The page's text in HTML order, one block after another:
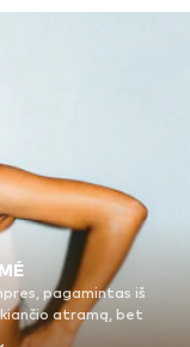
pagamintas iš
atramą, bet
širdies formos